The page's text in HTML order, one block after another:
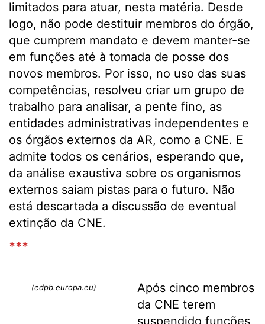
limitados para atuar, nesta matéria. Desde
logo, não pode destituir membros do órgão,
que cumprem mandato e devem manter-se
em funções até à tomada de posse dos
novos membros. Por isso, no uso das suas
competências, resolveu criar um grupo de
trabalho para analisar, a pente fino, as
entidades administrativas independentes e
os órgãos externos da AR, como a CNE. E
admite todos os cenários, esperando que,
da análise exaustiva sobre os organismos
externos saiam pistas para o futuro. Não
está descartada a discussão de eventual
extinção da CNE.
***
(edpb.europa.eu)
Após cinco membros
da CNE terem
suspendido funções,